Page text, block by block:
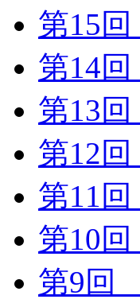
第15回
第14回
第13回
第12回
第11回
第10回
第9回